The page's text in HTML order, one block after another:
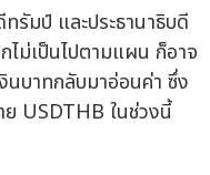
ทรัมป์ และประธานาธิบดี
ไม่เป็นไปตามแผน ก็อาจ
นบาทกลับมาอ่อนค่า ซึ่ง
ย USDTHB ในช่วงนี้